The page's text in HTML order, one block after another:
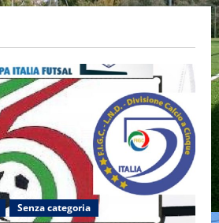
Senza categoria